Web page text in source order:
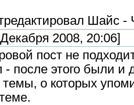
Шайс -
2008, 20:06]
пост не
после этого были и
о которых